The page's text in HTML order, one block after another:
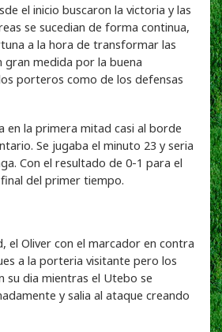
el inicio buscaron la victoria y las
se sucedian de forma continua,
a la hora de transformar las
gran medida por la buena
porteros como de los defensas
en la primera mitad casi al borde
Se jugaba el minuto 23 y seria
Con el resultado de 0-1 para el
del primer tiempo.
el Oliver con el marcador en contra
a la porteria visitante pero los
su dia mientras el Utebo se
y salia al ataque creando